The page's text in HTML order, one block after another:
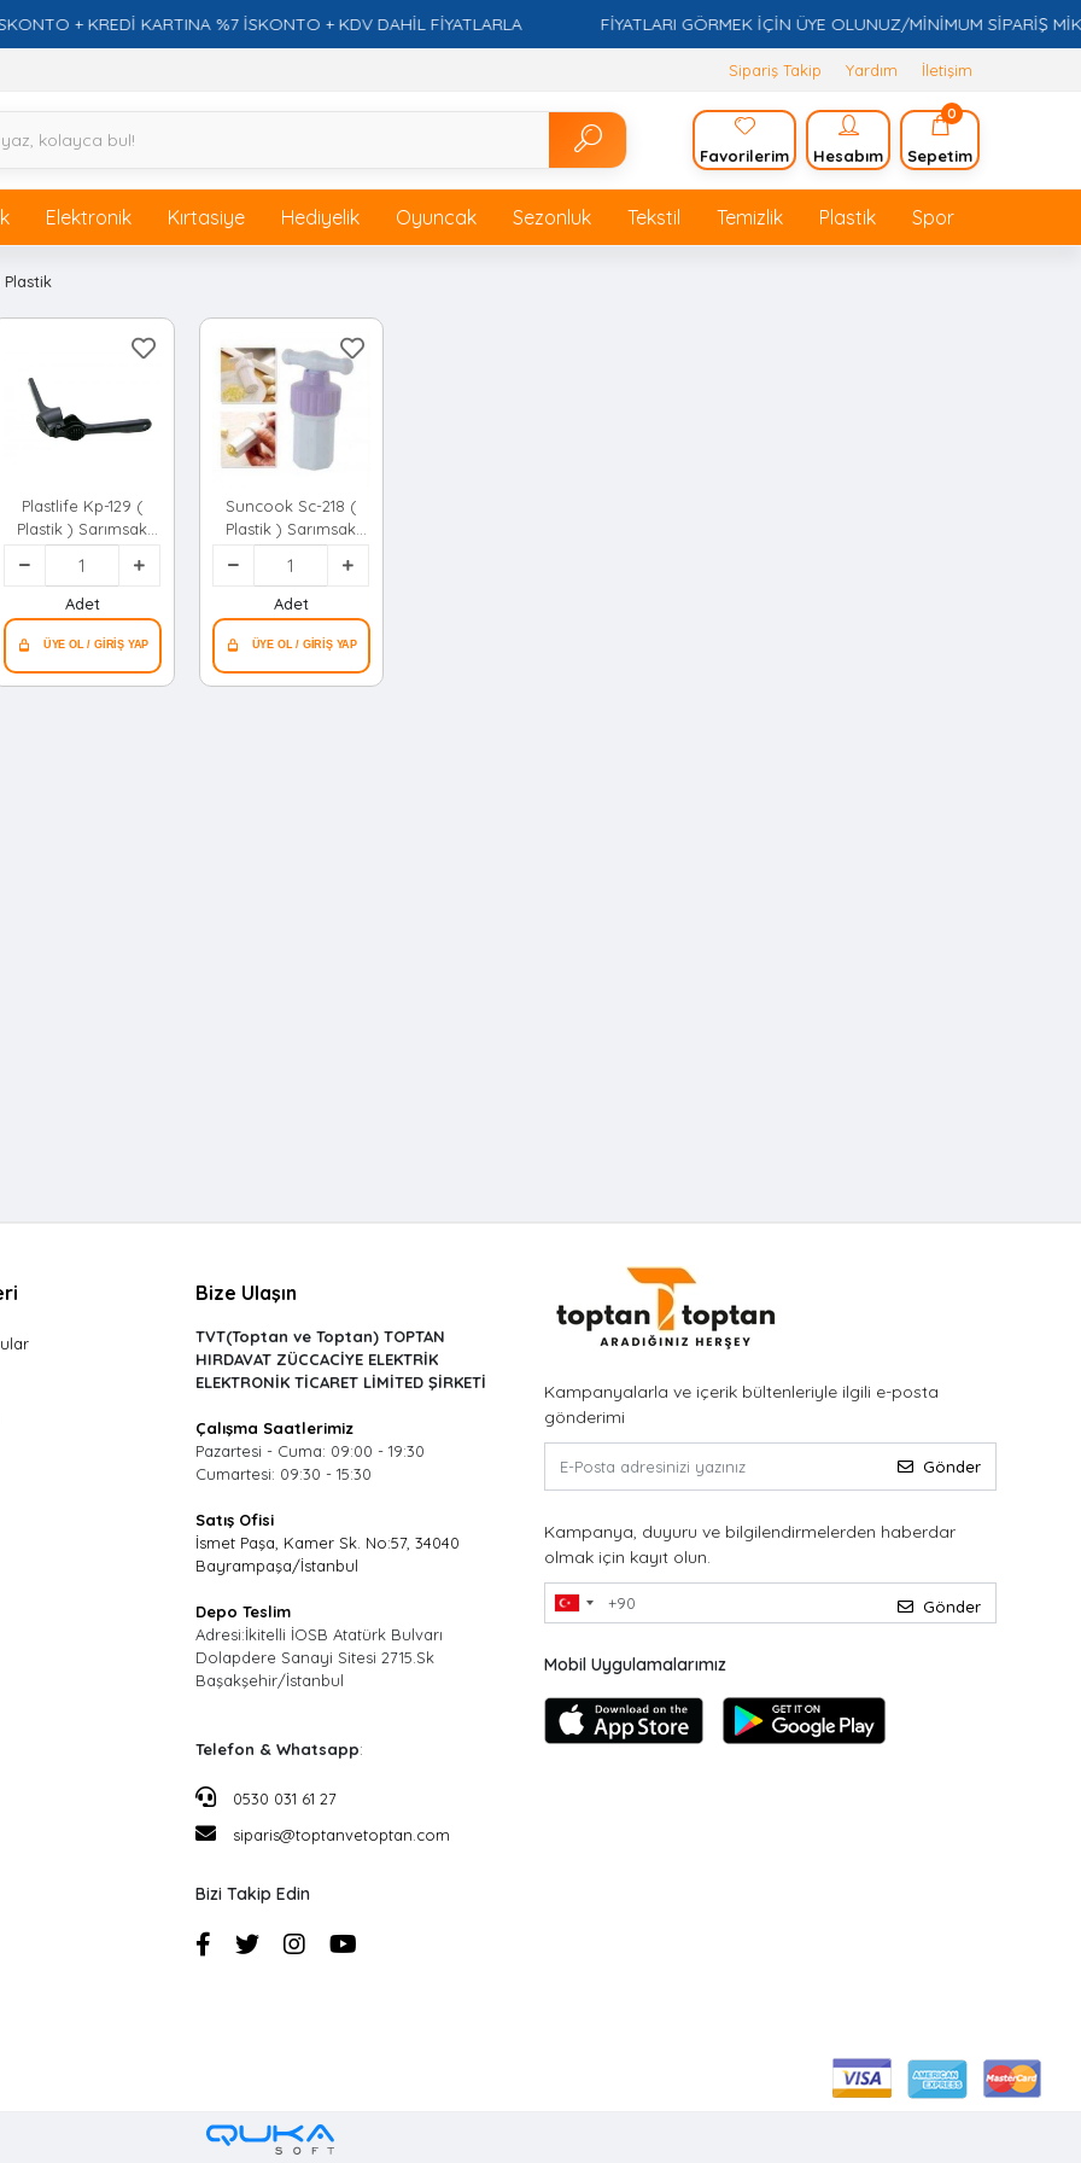
+ KREDİ KARTINA %7 İSKONTO + KDV DAHİL FİYATLARLA FİYATLARI GÖRMEK İÇİN ÜYE OLUNUZ/MİNİMUM SİPARİŞ
Sipariş Takip Yardım İletişim
Favorilerim Hesabım
0
Sepetim
Elektronik Kırtasiye Hediyelik Oyuncak Sezonluk Tekstil Temizlik Plastik Spor
Plastik
Plastlife Kp-129 (
Plastik ) Sarımsak
Ezici*84
Adet
Suncook Sc-218 (
Plastik ) Sarımsak
Ezici*60
Adet
Bize Ulaşın
TVT(Toptan ve Toptan) TOPTAN
HIRDAVAT ZÜCCACİYE ELEKTRİK
ELEKTRONİK TİCARET LİMİTED ŞİRKETİ
Çalışma Saatlerimiz
Pazartesi - Cuma: 09:00 - 19:30
Cumartesi: 09:30 - 15:30
Satış Ofisi
İsmet Paşa, Kamer Sk. No:57, 34040
Bayrampaşa/İstanbul
Depo Teslim
Adresi:İkitelli İOSB Atatürk Bulvarı
Dolapdere Sanayi Sitesi 2715.Sk
Başakşehir/İstanbul
Telefon & Whatsapp:
0530 031 61 27
siparis@toptanvetoptan.com
Bizi Takip Edin
Kampanyalarla ve içerik bültenleriyle ilgili e-posta
gönderimi
Gönder
Kampanya, duyuru ve bilgilendirmelerden haberdar
olmak için kayıt olun.
Gönder
Mobil Uygulamalarımız